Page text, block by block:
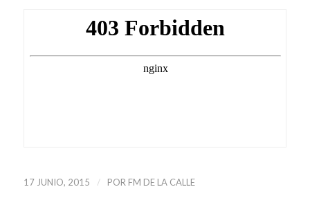
17 JUNIO, 2015 / POR FM DE LA CALLE